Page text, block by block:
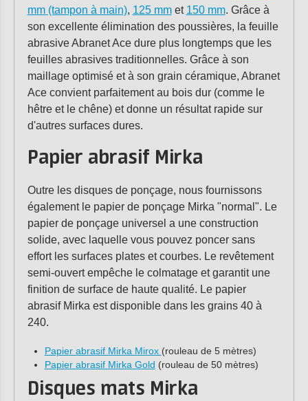
mm (tampon à main), 125 mmet 150 mm. Grâce à
son excellente élimination des poussières, la feuille
abrasive Abranet Ace dure plus longtemps que les
feuilles abrasives traditionnelles. Grâce à son
maillage optimisé et à son grain céramique, Abranet
Ace convient parfaitement au bois dur (comme le
hêtre et le chêne) et donne un résultat rapide sur
d'autres surfaces dures.
Papier abrasif Mirka
Outre les disques de ponçage, nous fournissons
également le papier de ponçage Mirka "normal". Le
papier de ponçage universel a une construction
solide, avec laquelle vous pouvez poncer sans
effort les surfaces plates et courbes. Le revêtement
semi-ouvert empêche le colmatage et garantit une
finition de surface de haute qualité. Le papier
abrasif Mirka est disponible dans les grains 40 à
240.
Papier abrasif Mirka Mirox (rouleau de 5 mètres)
Papier abrasif Mirka Gold (rouleau de 50 mètres)
Disques mats Mirka